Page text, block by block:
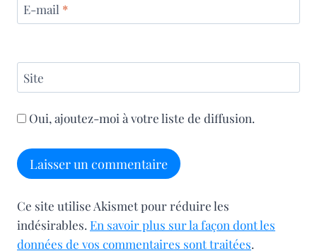
E-mail *
Site
Oui, ajoutez-moi à votre liste de diffusion.
Ce site utilise Akismet pour réduire les
indésirables. En savoir plus sur la façon dont les
données de vos commentaires sont traitées.